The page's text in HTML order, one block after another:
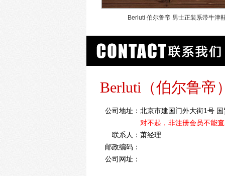
Berluti 伯尔鲁帝 男士正装系带牛津
Berluti（伯尔鲁帝
公司地址： 北京市建国门外大街1号
对不起，非注册会员不能
联系人： 萧经理
邮政编码：
公司网址：